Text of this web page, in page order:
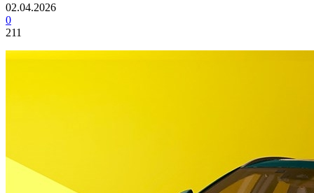
02.04.2026
0
211